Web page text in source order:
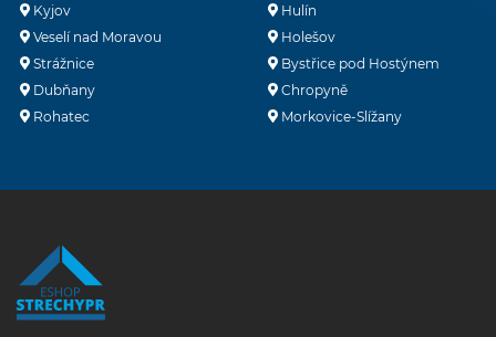
Kyjov
Veselí nad Moravou
Strážnice
Dubňany
Rohatec
Hulín
Holešov
Bystřice pod Hostýnem
Chropyně
Morkovice-Slížany